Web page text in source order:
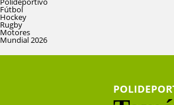
Fútbol
Hockey
Rugby
Motores
Mundial 2026